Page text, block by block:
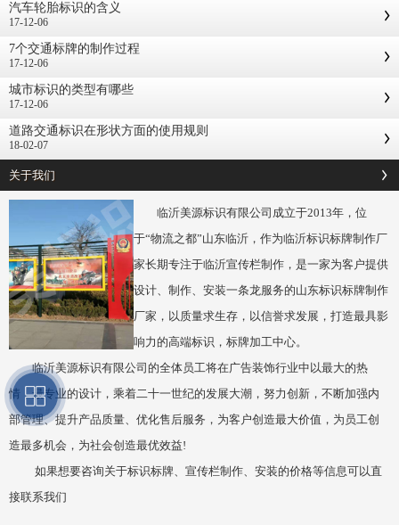
汽车轮胎标识的含义
17-12-06
7个交通标牌的制作过程
17-12-06
城市标识的类型有哪些
17-12-06
道路交通标识在形状方面的使用规则
18-02-07
关于我们
临沂美源标识有限公司成立于2013年，位
于“物流之都”山东临沂，作为临沂标识标牌制作厂
家长期专注于临沂宣传栏制作，是一家为客户提供
设计、制作、安装一条龙服务的山东标识标牌制作
厂家，以质量求生存，以信誉求发展，打造最具影
响力的高端标识，标牌加工中心。
临沂美源标识有限公司的全体员工将在广告装饰行业中以最大的热
情，最专业的设计，乘着二十一世纪的发展大潮，努力创新，不断加强内
部管理、提升产品质量、优化售后服务，为客户创造最大价值，为员工创
造最多机会，为社会创造最优效益!
如果想要咨询关于标识标牌、宣传栏制作、安装的价格等信息可以直
接联系我们